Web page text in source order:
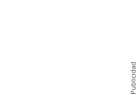
Publicidad